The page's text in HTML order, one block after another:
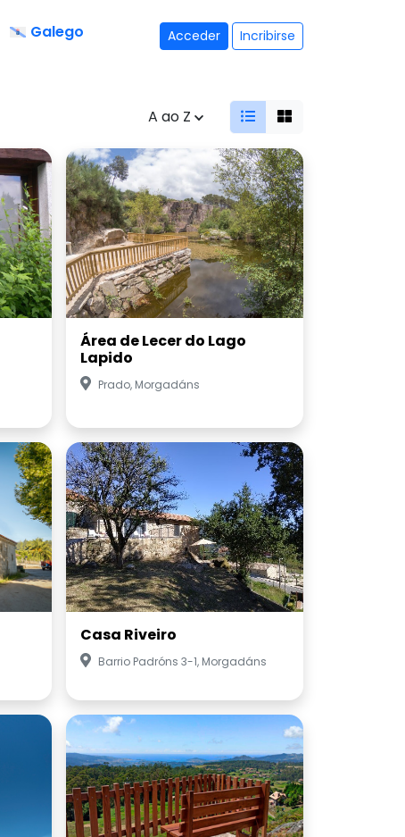
Galego Acceder Incribirse
A ao Z
Área de Lecer do Lago
Lapido
Prado, Morgadáns
Casa Riveiro
Barrio Padróns 3-1, Morgadáns